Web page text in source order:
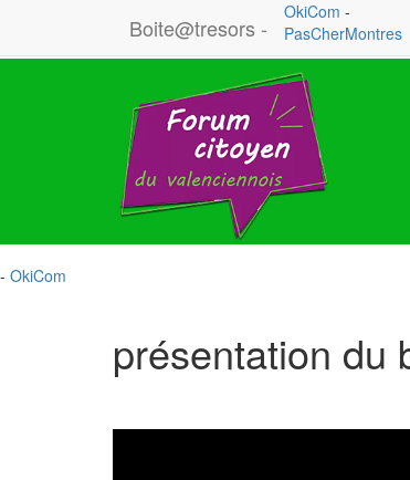
Boite@tresors -
OkiCom -
PasCherMontres
- OkiCom
présentation du